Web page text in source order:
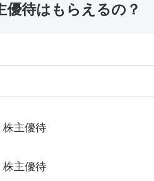
優待はもらえるの？
株主優待
株主優待